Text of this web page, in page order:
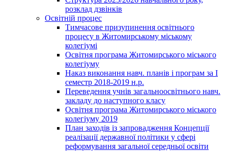
розклад дзвінків
Освітній процес
Тимчасове призупинення освітнього
процесу в Житомирському міському
колегіумі
Освітня програма Житомирського міського
колегіуму
Наказ виконання навч. планів і програм за І
семестр 2018-2019 н.р.
Переведення учнів загальноосвітнього навч.
закладу до наступного класу
Освітня програма Житомирського міського
колегіуму 2019
План заходів із запровадження Концепції
реалізації державної політики у сфері
реформування загальної середньої освіти